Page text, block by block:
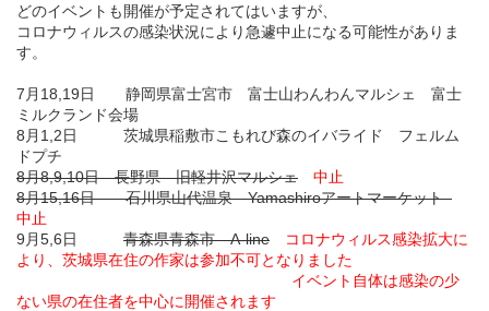
どのイベントも開催が予定されてはいますが、
コロナウィルスの感染状況により急遽中止になる可能性がありま
す。
7月18,19日 静岡県富士宮市 富士山わんわんマルシェ 富士
ミルクランド会場
8月1,2日 茨城県稲敷市こもれび森のイバライド フェルム
ドプチ
8月8,9,10日 長野県 旧軽井沢マルシェ
中止
8月15,16日 石川県山代温泉 Yamashiroアートマーケット
中止
9月5,6日 青森県青森市 A-line
コロナウィルス感染拡大に
より、茨城県在住の作家は参加不可となりました
イベント自体は感染の少
ない県の在住者を中心に開催されます